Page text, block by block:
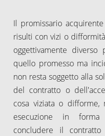
Il promissario
risulti con vizi o
oggettivamente
quello promesso ma
non resta soggetto alla
del contratto o
cosa viziata o
esecuzione in
concludere il